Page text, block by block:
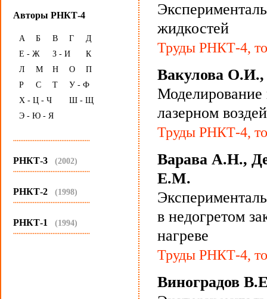
Авторы РНКТ-4
А Б В Г
Д
Е - Ж
З - И
К
Л
М Н О
П
Р
С Т
У - Ф
Х - Ц - Ч
Ш - Щ
Э - Ю - Я
...........................................
РНКТ-3 (2002)
...........................................
РНКТ-2 (1998)
...........................................
РНКТ-1 (1994)
...........................................
жидкостей
Труды РНКТ-4,
Вакулова
Моделирование
лазерном
Труды РНКТ-4,
Варава А.Н.,
Е.М.
в недогретом
нагреве
Труды РНКТ-4,
Виноградов